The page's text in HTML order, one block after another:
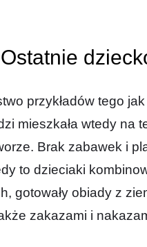
Ostatnie
przykładów tego
mieszkała wtedy na
Brak zabawek i
to dzieciaki
gotowały obiady z
zakazami i